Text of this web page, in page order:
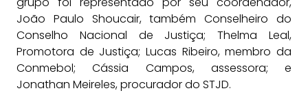
João Paulo Shoucair, também Conselheiro do
Conselho Nacional de Justiça; Thelma Leal,
Promotora de Justiça; Lucas Ribeiro, membro da
Conmebol; Cássia Campos, assessora; e
Jonathan Meireles, procurador do STJD.